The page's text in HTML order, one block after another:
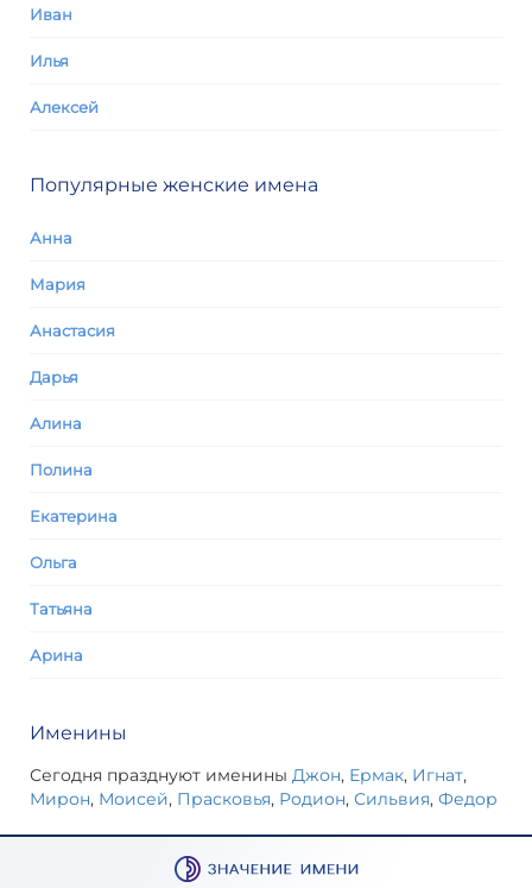
Иван
Илья
Алексей
Популярные женские имена
Анна
Мария
Анастасия
Дарья
Алина
Полина
Екатерина
Ольга
Татьяна
Арина
Именины
Сегодня празднуют именины Джон, Ермак, Игнат,
Мирон, Моисей, Прасковья, Родион, Сильвия, Федор